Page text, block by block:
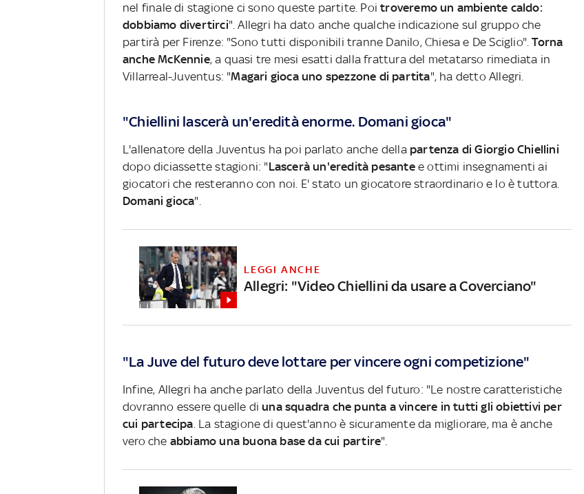
nel finale di stagione ci sono queste partite. Poitroveremo un ambiente caldo:
dobbiamo divertirci". Allegri ha dato anche qualche indicazione sul gruppo che
partirà per Firenze: "Sono tutti disponibili tranne Danilo, Chiesa e De Sciglio".Torna
anche McKennie, a quasi tre mesi esatti dalla frattura del metatarso rimediata in
Villarreal-Juventus: "Magari gioca uno spezzone di partita", ha detto Allegri.
"Chiellini lascerà un'eredità enorme. Domani gioca"
L'allenatore della Juventus ha poi parlato anche della partenza di Giorgio Chiellini
dopo diciassette stagioni: "Lascerà un'eredità pesantee ottimi insegnamenti ai
giocatori che resteranno con noi. E' stato un giocatore straordinario e lo è tuttora.
Domani gioca".
LEGGI ANCHE
Allegri: "Video Chiellini da usare a Coverciano"
"La Juve del futuro deve lottare per vincere ogni competizione"
Infine, Allegri ha anche parlato della Juventus del futuro: "Le nostre caratteristiche
dovranno essere quelle diuna squadra che punta a vincere in tutti gli obiettivi per
cui partecipa . La stagione di quest'anno è sicuramente da migliorare, ma è anche
vero che abbiamo una buona base da cui partire".